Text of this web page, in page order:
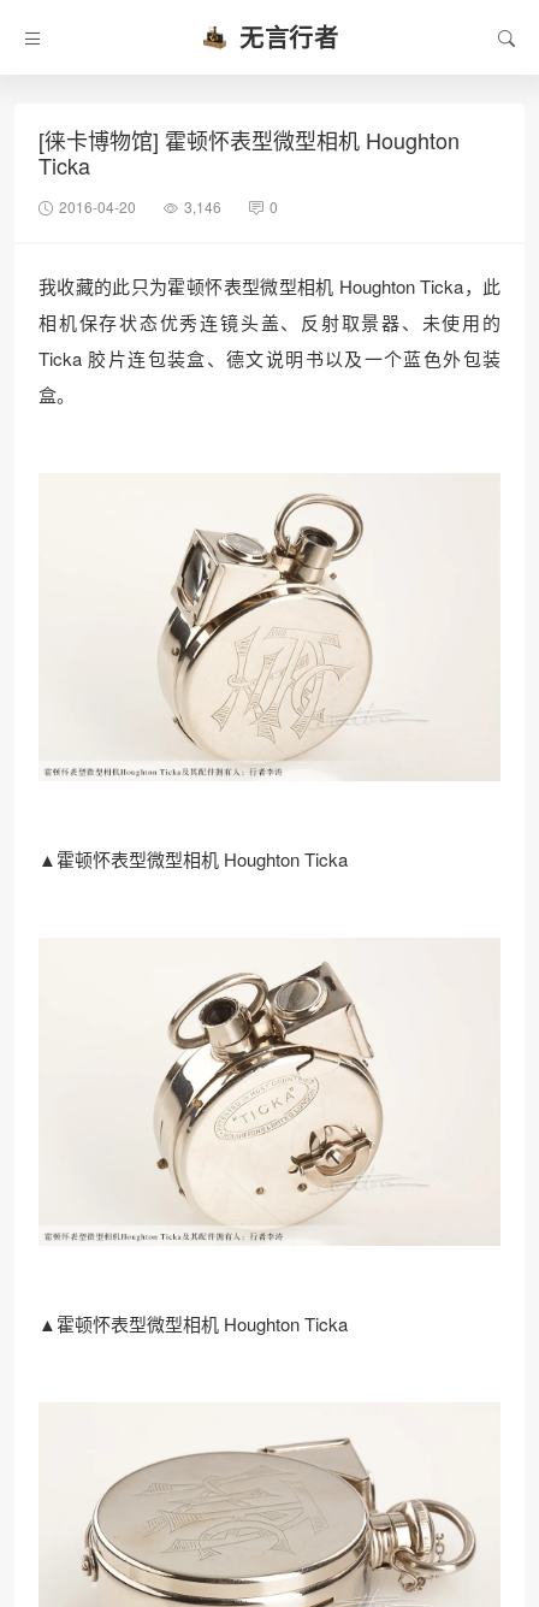
无言行者
[徕卡博物馆] 霍顿怀表型微型相机 Houghton
Ticka
2016-04-20 3,146 0
我收藏的此只为霍顿怀表型微型相机 Houghton Ticka，此
相机保存状态优秀连镜头盖、反射取景器、未使用的
Ticka 胶片连包装盒、德文说明书以及一个蓝色外包装
盒。
▲霍顿怀表型微型相机 Houghton Ticka
▲霍顿怀表型微型相机 Houghton Ticka